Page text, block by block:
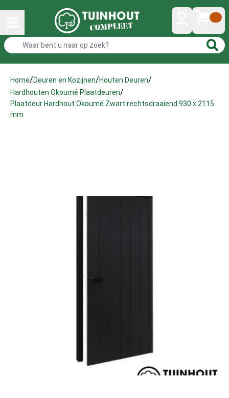
Home/Deuren en Kozijnen/Houten Deuren/
Hardhouten Okoumé Plaatdeuren/
Plaatdeur Hardhout Okoumé Zwart rechtsdraaiend 930 x 2115
mm